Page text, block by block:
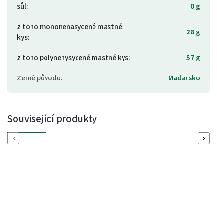
sůl:
0 g
z toho mononenasycené mastné
kys: 28 g
z toho polynenysycené mastné kys:
57 g
Země původu: Maďarsko
Související produkty
Previous Next